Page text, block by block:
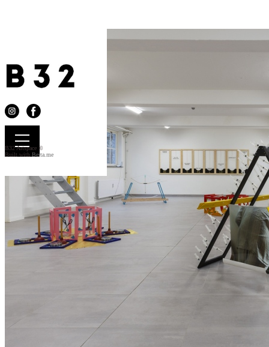
B32 Artspace ©
Built with Berta.me